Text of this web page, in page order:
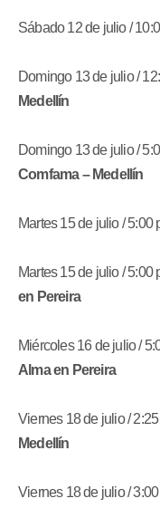
Sábado 12 de julio /
Domingo 13 de julio /
Medellín
Domingo 13 de julio /
Comfama – Medellín
Martes 15 de julio / 5:00
Martes 15 de julio / 5:00
en Pereira
Miércoles 16 de julio /
Alma en Pereira
Viernes 18 de julio /
Medellín
Viernes 18 de julio /